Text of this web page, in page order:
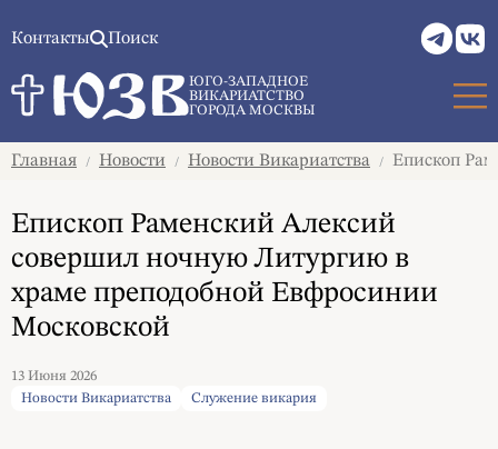
Контакты Поиск
ЮГО-ЗАПАДНОЕ
ВИКАРИАТСТВО
ГОРОДА МОСКВЫ
Главная / Новости / Новости Викариатства / Епископ
Епископ Раменский Алексий
совершил ночную Литургию в
храме преподобной Евфросинии
Московской
13 Июня 2026
Новости Викариатства
Служение викария